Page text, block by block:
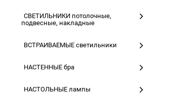
СВЕТИЛЬНИКИ потолочные,
подвесные, накладные
ВСТРАИВАЕМЫЕ светильники
НАСТЕННЫЕ бра
НАСТОЛЬНЫЕ лампы